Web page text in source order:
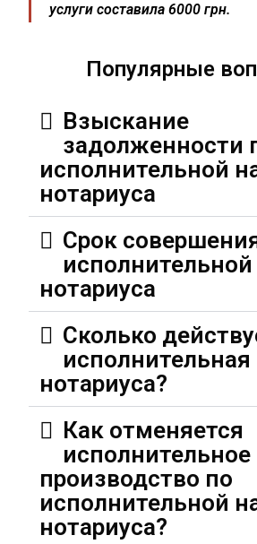
услуги составила 6000 грн.
Популярные
Взыскание
задолженности
исполнительной
нотариуса
Срок
нотариуса
Сколько
нотариуса?
Как отменяется
исполнительное
производство по
исполнительной
нотариуса?